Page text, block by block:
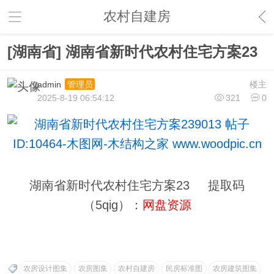
农村自建房
[湖南省] 湖南省新时代农村住宅方案23
楼主
admin
管理员
321
0
2025-8-19 06:54:12
湖南省新时代农村住宅方案23 提取码
（5qig）： 网盘资源
农房设计图集 农房图集 农村自建房 民房标准图 农房建筑图集